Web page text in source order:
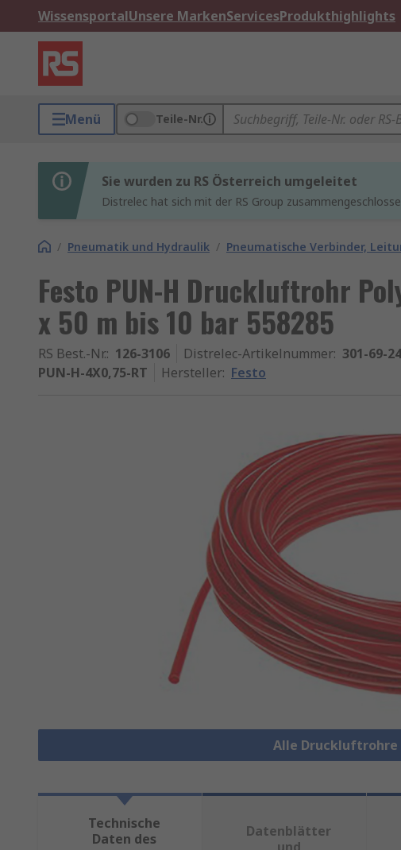
WissensportalUnsere MarkenServicesProdukthighlights
Menü Teile-Nr.
Sie wurden zu RS Österreich umgeleitet
Distrelec hat sich mit der RS Group
/ Pneumatik und Hydraulik / Pneumatische Verbinder,
Festo PUN-H Druckluftrohr
x 50 m bis 10 bar 558285
RS Best.-Nr.: 126-3106 Distrelec-Artikelnummer: 301-69-
PUN-H-4X0,75-RT
Hersteller: Festo
Alle Druckluftrohre
Technische
Daten des
Datenblätter